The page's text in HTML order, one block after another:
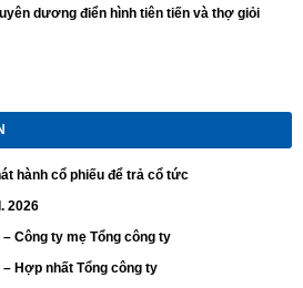
dương điển hình tiên tiến và thợ giỏi
hành cổ phiếu để trả cổ tức
2026
Công ty mẹ Tổng công ty
Hợp nhất Tổng công ty